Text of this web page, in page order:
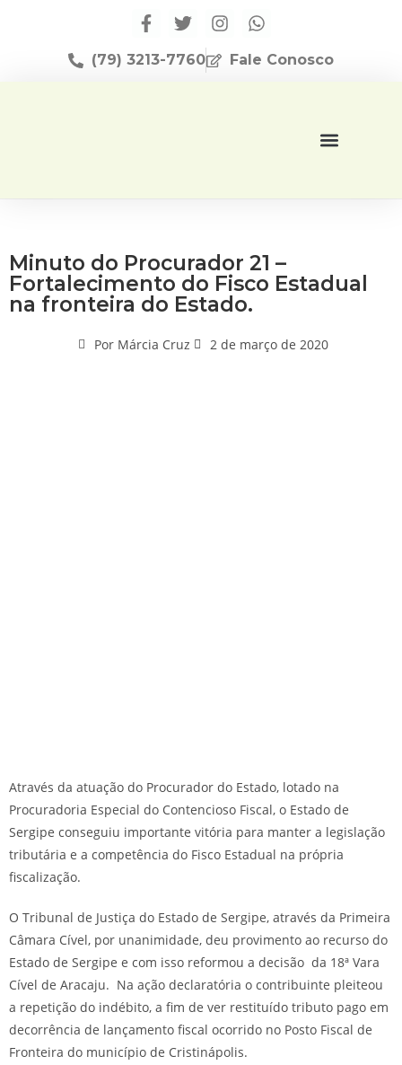
(79) 3213-7760 Fale Conosco
Minuto do Procurador 21 –
Fortalecimento do Fisco Estadual
na fronteira do Estado.
PorMárcia Cruz 2 de março de 2020
Através da atuação do Procurador do Estado, lotado na
Procuradoria Especial do Contencioso Fiscal, o Estado de
Sergipe conseguiu importante vitória para manter a legislação
tributária e a competência do Fisco Estadual na própria
fiscalização.
O Tribunal de Justiça do Estado de Sergipe, através da Primeira
Câmara Cível, por unanimidade, deu provimento ao recurso do
Estado de Sergipe e com isso reformou a decisão da 18ª Vara
Cível de Aracaju. Na ação declaratória o contribuinte pleiteou
a repetição do indébito, a fim de ver restituído tributo pago em
decorrência de lançamento fiscal ocorrido no Posto Fiscal de
Fronteira do município de Cristinápolis.